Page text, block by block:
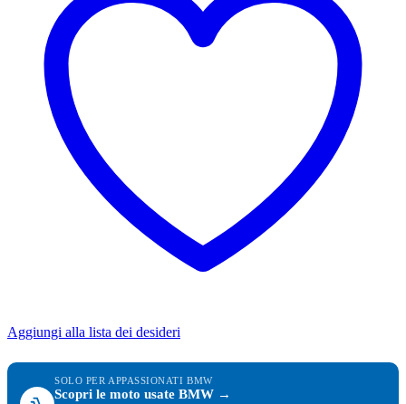
Aggiungi alla lista dei desideri
SOLO PER APPASSIONATI BMW
Scopri le moto usate BMW →